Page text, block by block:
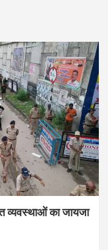
व्यवस्थाओं का जायजा